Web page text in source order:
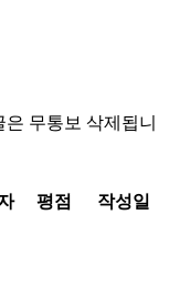
무통보 삭제 됩니
평점 작성일